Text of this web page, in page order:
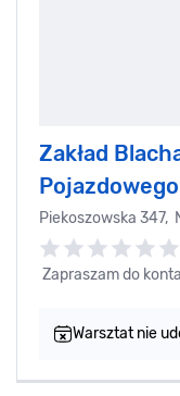
Zakład
Piekoszowska 347,
Zapraszam do
Warsztat nie